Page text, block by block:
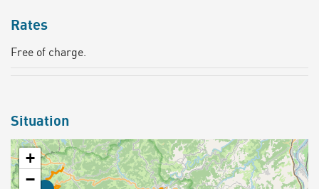
Rates
Free of charge.
Situation
+
−